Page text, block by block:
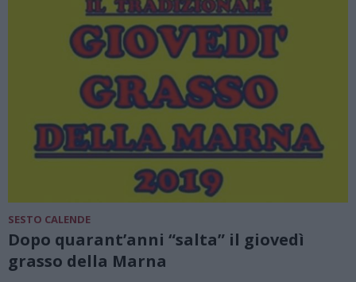
SESTO CALENDE
Dopo quarant’anni “salta” il giovedì
grasso della Marna